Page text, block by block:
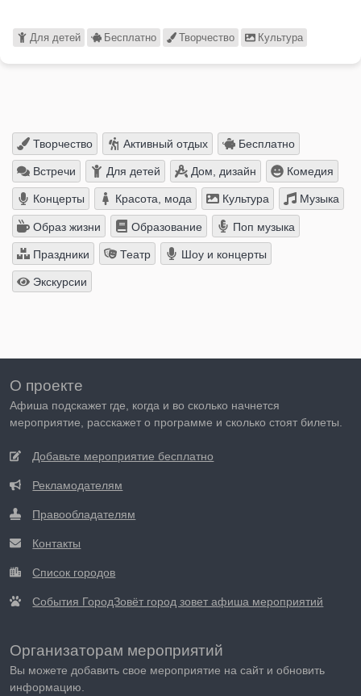
Для детей Бесплатно Творчество Культура
Творчество Активный отдых Бесплатно
Встречи Для детей Дом, дизайн Комедия
Концерты Красота, мода Культура Музыка
Образ жизни Образование Поп музыка
Праздники Театр Шоу и концерты
Экскурсии
О проекте
Афиша подскажет где, когда и во сколько начнется
мероприятие, расскажет о программе и сколько стоят билеты.
Добавьте мероприятие бесплатно
Рекламодателям
Правообладателям
Контакты
Список городов
События ГородЗовёт город зовет афиша мероприятий
Организаторам мероприятий
Вы можете добавить свое мероприятие на сайт и обновить
информацию.